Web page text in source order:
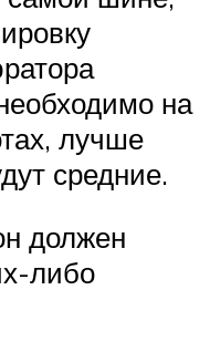
на
лучше
средние.
должен
либо